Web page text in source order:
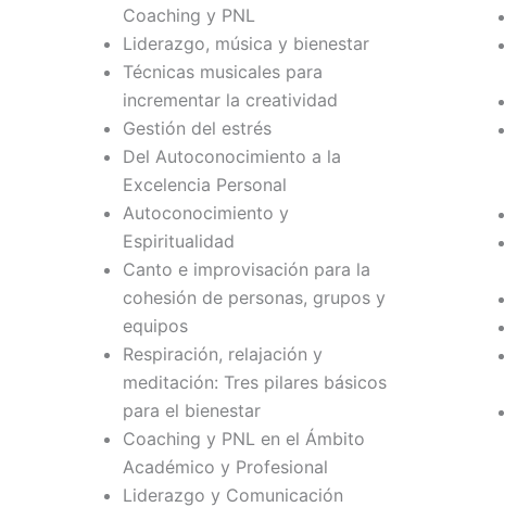
Coaching y PNL
Liderazgo, música y bienestar
Técnicas musicales para
incrementar la creatividad
Gestión del estrés
Del Autoconocimiento a la
Excelencia Personal
Autoconocimiento y
Espiritualidad
Canto e improvisación para la
cohesión de personas, grupos y
equipos
Respiración, relajación y
meditación: Tres pilares básicos
para el bienestar
Coaching y PNL en el Ámbito
Académico y Profesional
Liderazgo y Comunicación